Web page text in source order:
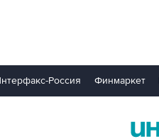
Россия Финмаркет